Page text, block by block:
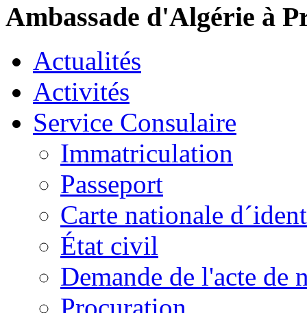
Ambassade d'Algérie à
Actualités
Activités
Service Consulaire
Immatriculation
Passeport
Carte nationale
État civil
Demande de l'acte de